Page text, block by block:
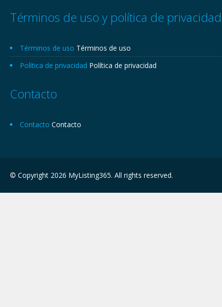
Términos de uso y política de privacidad
Términos de uso Términos de uso
Política de privacidad Política de privacidad
Contacto
Contacto Contacto
© Copyright 2026 MyListing365. All rights reserved.